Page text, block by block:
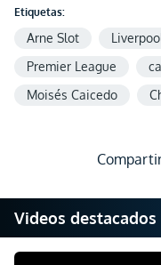
Etiquetas:
Arne Slot
Premier League
Moisés Caicedo
Videos destacados